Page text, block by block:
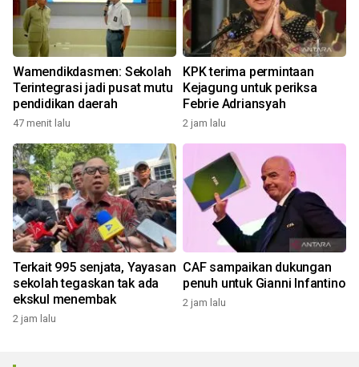
Wamendikdasmen: Sekolah
Terintegrasi jadi pusat mutu
pendidikan daerah
47 menit lalu
KPK terima permintaan
Kejagung untuk periksa
Febrie Adriansyah
2 jam lalu
Terkait 995 senjata, Yayasan
sekolah tegaskan tak ada
ekskul menembak
2 jam lalu
CAF sampaikan dukungan
penuh untuk Gianni Infantino
2 jam lalu